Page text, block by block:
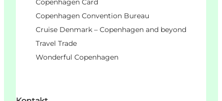
Copenhagen Convention Bureau
Cruise Denmark – Copenhagen and beyond
Travel Trade
Wonderful Copenhagen